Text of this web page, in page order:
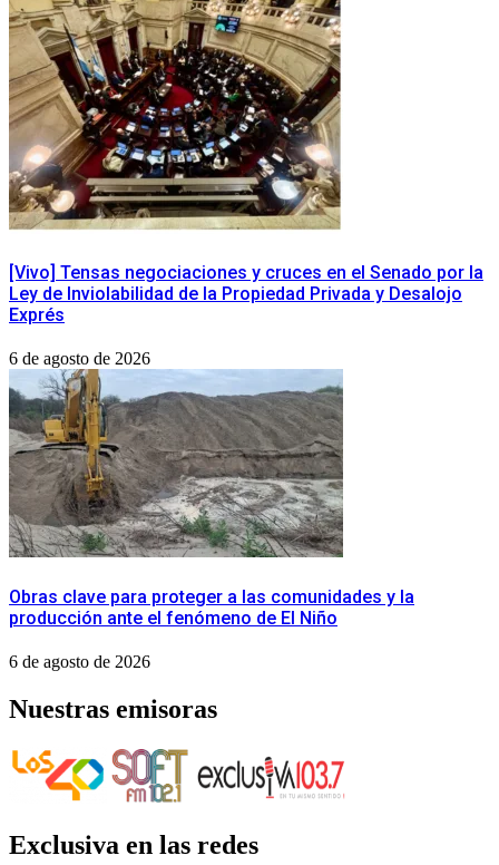
[Vivo] Tensas negociaciones y cruces en el Senado por la
Ley de Inviolabilidad de la Propiedad Privada y Desalojo
Exprés
6 de agosto de 2026
Obras clave para proteger a las comunidades y la
producción ante el fenómeno de El Niño
6 de agosto de 2026
Nuestras emisoras
Exclusiva en las redes